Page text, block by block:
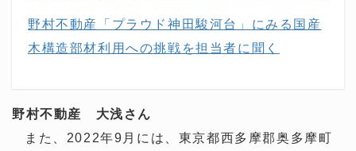
野村不動産「プラウド神田駿河台」にみる国産
木構造部材利用への挑戦を担当者に聞く
野村不動産 大浅さん
また、2022年9月には、東京都西多摩郡奥多摩町